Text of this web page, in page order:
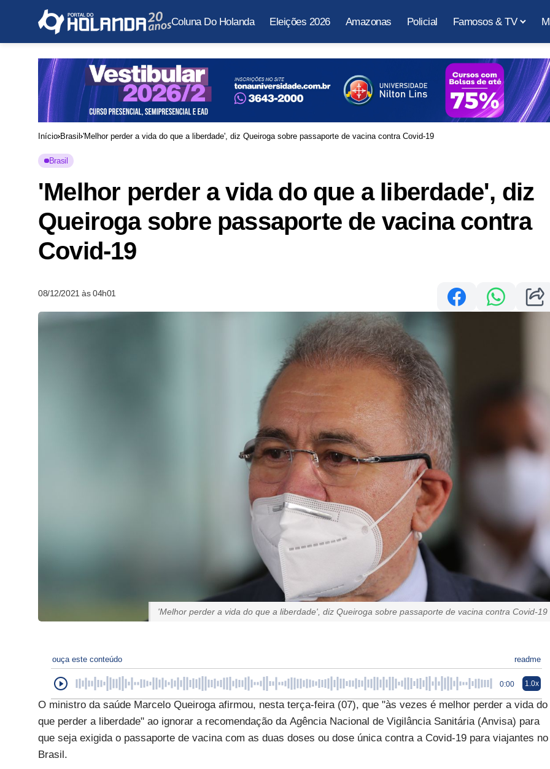
Coluna Do Holanda Eleições 2026 Amazonas Policial Famosos & TV
Início Brasil 'Melhor perder a vida do que a liberdade', diz Queiroga sobre passaporte de vacina contra Covid-19
Brasil
'Melhor perder a vida do que a liberdade', diz
Queiroga sobre passaporte de vacina contra
Covid-19
08/12/2021 às 04h01
'Melhor perder a vida do que a liberdade', diz Queiroga sobre passaporte de vacina contra Covid-19
ouça este conteúdo readme
0:00 1.0x
O ministro da saúde Marcelo Queiroga afirmou, nesta terça-feira (07), que "às vezes é melhor perder a vida do
que perder a liberdade" ao ignorar a recomendação da Agência Nacional de Vigilância Sanitária (Anvisa) para
que seja exigida o passaporte de vacina com as duas doses ou dose única contra a Covid-19 para viajantes no
Brasil.